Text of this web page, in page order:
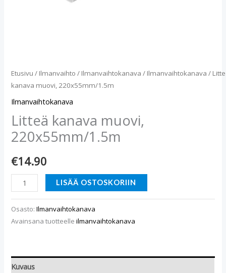
Etusivu / Ilmanvaihto / Ilmanvaihtokanava / Ilmanvaihtokanava /
kanava muovi, 220x55mm/1.5m
Ilmanvaihtokanava
Litteä kanava muovi,
220x55mm/1.5m
€14.90
LISÄÄ OSTOSKORIIN
Osasto:Ilmanvaihtokanava
Avainsana tuotteelleilmanvaihtokanava
Kuvaus